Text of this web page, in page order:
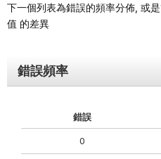
下⼀個列表為錯誤的頻率分佈, 或
值 的差異
錯誤頻率
錯誤
0